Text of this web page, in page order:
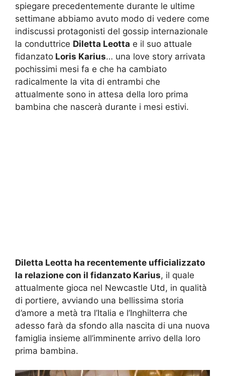
spiegare precedentemente durante le ultime
settimane abbiamo avuto modo di vedere come
indiscussi protagonisti del gossip internazionale
la conduttrice Diletta Leotta e il suo attuale
fidanzato Loris Karius… una love story arrivata
pochissimi mesi fa e che ha cambiato
radicalmente la vita di entrambi che
attualmente sono in attesa della loro prima
bambina che nascerà durante i mesi estivi.
Diletta Leotta ha recentemente ufficializzato
la relazione con il fidanzato Karius, il quale
attualmente gioca nel Newcastle Utd, in qualità
di portiere, avviando una bellissima storia
d’amore a metà tra l’Italia e l’Inghilterra che
adesso farà da sfondo alla nascita di una nuova
famiglia insieme all’imminente arrivo della loro
prima bambina.